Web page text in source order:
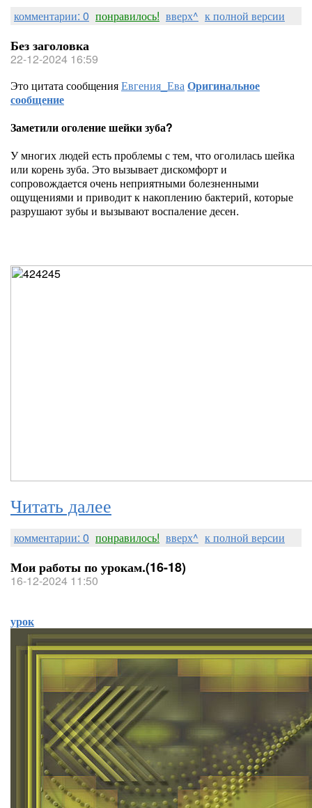
комментарии: 0 понравилось! вверх^ к полной версии
Без заголовка
22-12-2024 16:59
Это цитата сообщенияЕвгения_ЕваОригинальное
сообщение
Заметили оголение шейки зуба?
У многих людей есть проблемы с тем, что оголилась шейка
или корень зуба. Это вызывает дискомфорт и
сопровождается очень неприятными болезненными
ощущениями и приводит к накоплению бактерий, которые
разрушают зубы и вызывают воспаление десен.
Читать далее
комментарии: 0 понравилось! вверх^ к полной версии
Мои работы по урокам.(16-18)
16-12-2024 11:50
урок